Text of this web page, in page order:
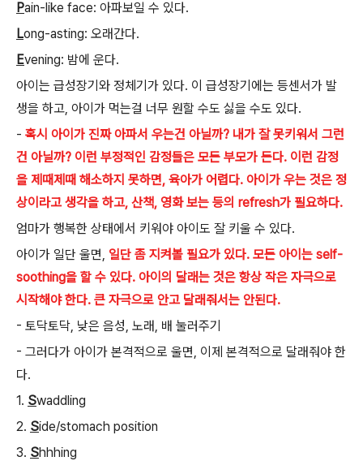
Pain-like face: 아파보일 수 있다.
Long-asting: 오래간다.
Evening: 밤에 운다.
아이는 급성장기와 정체기가 있다. 이 급성장기에는 등센서가 발
생을 하고, 아이가 먹는걸 너무 원할 수도 싫을 수도 있다.
- 혹시 아이가 진짜 아파서 우는건 아닐까? 내가 잘 못키워서 그런
건 아닐까? 이런 부정적인 감정들은 모든 부모가 든다. 이런 감정
을 제때제때 해소하지 못하면, 육아가 어렵다. 아이가 우는 것은 정
상이라고 생각을 하고, 산책, 영화 보는 등의 refresh가 필요하다.
엄마가 행복한 상태에서 키워야 아이도 잘 키울 수 있다.
아이가 일단 울면, 일단 좀 지켜볼 필요가 있다. 모든 아이는 self-
soothing을 할 수 있다. 아이의 달래는 것은 항상 작은 자극으로
시작해야 한다. 큰 자극으로 안고 달래줘서는 안된다.
- 토닥토닥, 낮은 음성, 노래, 배 눌러주기
- 그러다가 아이가 본격적으로 울면, 이제 본격적으로 달래줘야 한
다.
1. Swaddling
2. Side/stomach position
3. Shhhing